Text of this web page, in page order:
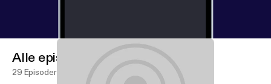
Alle episoder
29 Episoder